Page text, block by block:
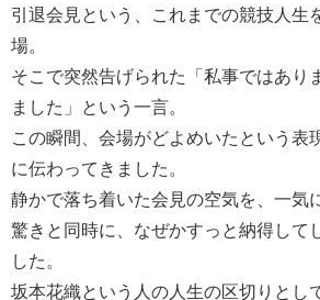
引退会見という、これまでの競技人生
場。
そこで突然告げられた「私事ではあり
ました」という一言。
この瞬間、会場がどよめいたという表
に伝わってきました。
静かで落ち着いた会見の空気を、一気
驚きと同時に、なぜかすっと納得して
した。
坂本花織という人の人生の区切りとし